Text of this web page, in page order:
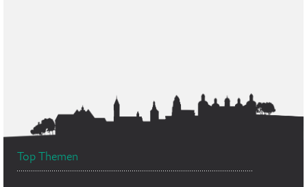
Top Themen